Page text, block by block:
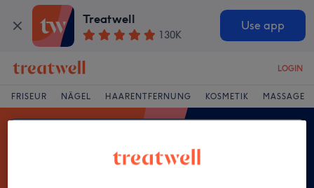
Treatwell
130K
Use app
LOGIN
FRISEUR NÄGEL HAARENTFERNUNG KOSMETIK MASSAGE